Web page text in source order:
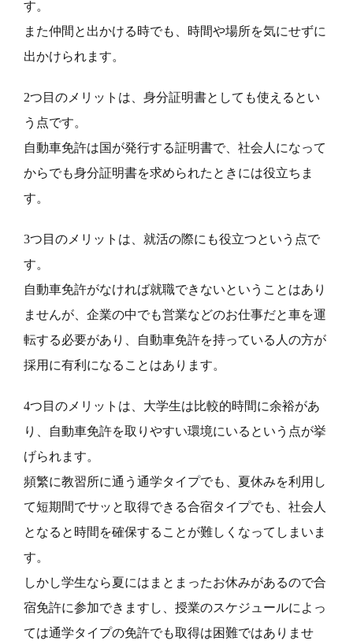
す。
また仲間と出かける時でも、時間や場所を気にせずに
出かけられます。
2つ目のメリットは、身分証明書としても使えるとい
う点です。
自動車免許は国が発行する証明書で、社会人になって
からでも身分証明書を求められたときには役立ちま
す。
3つ目のメリットは、就活の際にも役立つという点で
す。
自動車免許がなければ就職できないということはあり
ませんが、企業の中でも営業などのお仕事だと車を運
転する必要があり、自動車免許を持っている人の方が
採用に有利になることはあります。
4つ目のメリットは、大学生は比較的時間に余裕があ
り、自動車免許を取りやすい環境にいるという点が挙
げられます。
頻繁に教習所に通う通学タイプでも、夏休みを利用し
て短期間でサッと取得できる合宿タイプでも、社会人
となると時間を確保することが難しくなってしまいま
す。
しかし学生なら夏にはまとまったお休みがあるので合
宿免許に参加できますし、授業のスケジュールによっ
ては通学タイプの免許でも取得は困難ではありませ